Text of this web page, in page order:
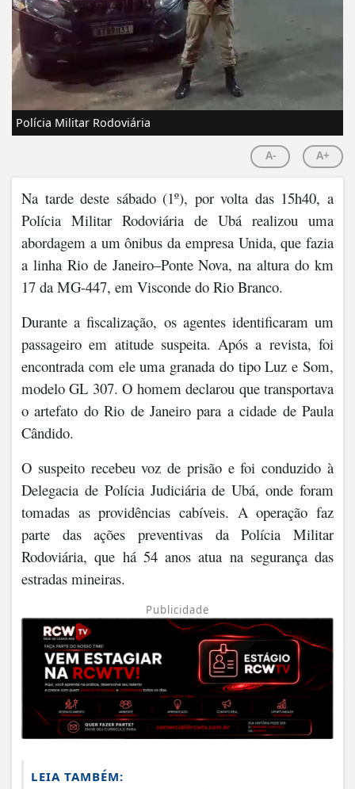
Polícia Militar Rodoviária
A- A+
Na tarde deste sábado (1º), por volta das 15h40, a
Polícia Militar Rodoviária de Ubá realizou uma
abordagem a um ônibus da empresa Unida, que fazia
a linha Rio de Janeiro–Ponte Nova, na altura do km
17 da MG-447, em Visconde do Rio Branco.
Durante a fiscalização, os agentes identificaram um
passageiro em atitude suspeita. Após a revista, foi
encontrada com ele uma granada do tipo Luz e Som,
modelo GL 307. O homem declarou que transportava
o artefato do Rio de Janeiro para a cidade de Paula
Cândido.
O suspeito recebeu voz de prisão e foi conduzido à
Delegacia de Polícia Judiciária de Ubá, onde foram
tomadas as providências cabíveis. A operação faz
parte das ações preventivas da Polícia Militar
Rodoviária, que há 54 anos atua na segurança das
estradas mineiras.
Publicidade
LEIA TAMBÉM: